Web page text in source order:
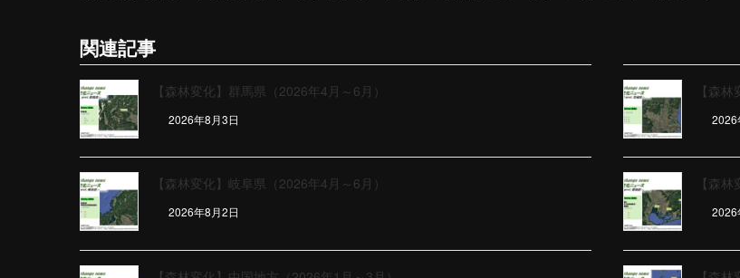
関連記事
【森林変化】群馬県（2026年4月～6月）
2026年8月3日
【森
2026
【森林変化】岐阜県（2026年4月～6月）
2026年8月2日
【森
2026